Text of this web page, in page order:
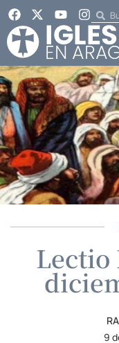
Lectio
9